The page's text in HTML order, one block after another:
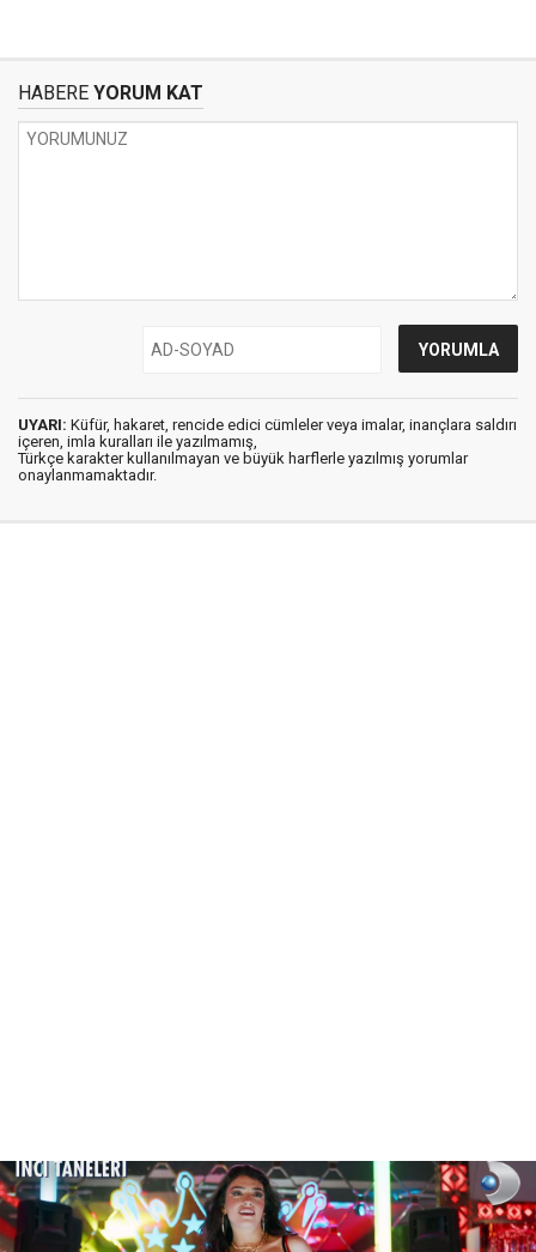
HABERE YORUM KAT
UYARI: Küfür, hakaret, rencide edici cümleler veya imalar, inançlara saldırı
içeren, imla kuralları ile yazılmamış,
Türkçe karakter kullanılmayan ve büyük harflerle yazılmış yorumlar
onaylanmamaktadır.